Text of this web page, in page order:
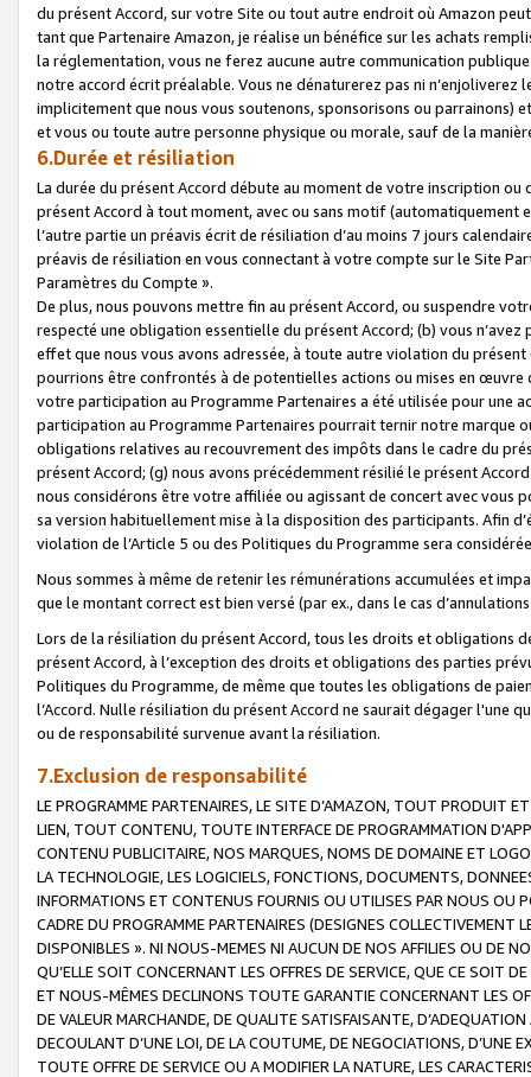
du présent Accord, sur votre Site ou tout autre endroit où Amazon
tant que Partenaire Amazon, je réalise un bénéfice sur les achats
la réglementation, vous ne ferez aucune autre communication
notre accord écrit préalable. Vous ne dénaturerez pas ni
implicitement que nous vous soutenons, sponsorisons ou parrainons)
et vous ou toute autre personne physique ou morale, sauf de la
6.Durée et résiliation
La durée du présent Accord débute au moment de votre inscription
présent Accord à tout moment, avec ou sans motif (automatiquement
l’autre partie un préavis écrit de résiliation d’au moins 7 jours
préavis de résiliation en vous connectant à votre compte sur le Site
Paramètres du Compte ».
De plus, nous pouvons mettre fin au présent Accord, ou suspendre
respecté une obligation essentielle du présent Accord; (b) vous
effet que nous vous avons adressée, à toute autre violation du
pourrions être confrontés à de potentielles actions ou mises en
votre participation au Programme Partenaires a été utilisée pour une
participation au Programme Partenaires pourrait ternir notre marque
obligations relatives au recouvrement des impôts dans le cadre du
présent Accord; (g) nous avons précédemment résilié le présent
nous considérons être votre affiliée ou agissant de concert avec vous
sa version habituellement mise à la disposition des participants. Afin
violation de l’Article 5 ou des Politiques du Programme sera
Nous sommes à même de retenir les rémunérations accumulées et
que le montant correct est bien versé (par ex., dans le cas
Lors de la résiliation du présent Accord, tous les droits et obligations
présent Accord, à l’exception des droits et obligations des parties
Politiques du Programme, de même que toutes les obligations de
l’Accord. Nulle résiliation du présent Accord ne saurait dégager l'une
ou de responsabilité survenue avant la résiliation.
7.Exclusion de responsabilité
LE PROGRAMME PARTENAIRES, LE SITE D’AMAZON, TOUT PRODUIT
LIEN, TOUT CONTENU, TOUTE INTERFACE DE PROGRAMMATION
CONTENU PUBLICITAIRE, NOS MARQUES, NOMS DE DOMAINE ET
LA TECHNOLOGIE, LES LOGICIELS, FONCTIONS, DOCUMENTS,
INFORMATIONS ET CONTENUS FOURNIS OU UTILISES PAR NOUS OU
CADRE DU PROGRAMME PARTENAIRES (DESIGNES COLLECTIVEMENT
DISPONIBLES ». NI NOUS-MEMES NI AUCUN DE NOS AFFILIES OU DE
QU’ELLE SOIT CONCERNANT LES OFFRES DE SERVICE, QUE CE SOIT
ET NOUS-MÊMES DECLINONS TOUTE GARANTIE CONCERNANT LES
DE VALEUR MARCHANDE, DE QUALITE SATISFAISANTE,
DECOULANT D’UNE LOI, DE LA COUTUME, DE NEGOCIATIONS, D’UNE
TOUTE OFFRE DE SERVICE OU A MODIFIER LA NATURE, LES